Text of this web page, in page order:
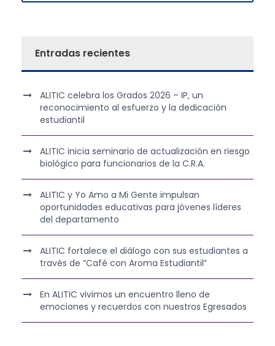
Entradas recientes
ALITIC celebra los Grados 2026 – IP, un
reconocimiento al esfuerzo y la dedicación
estudiantil
ALITIC inicia seminario de actualización en riesgo
biológico para funcionarios de la C.R.A.
ALITIC y Yo Amo a Mi Gente impulsan
oportunidades educativas para jóvenes líderes
del departamento
ALITIC fortalece el diálogo con sus estudiantes a
través de “Café con Aroma Estudiantil”
En ALITIC vivimos un encuentro lleno de
emociones y recuerdos con nuestros Egresados